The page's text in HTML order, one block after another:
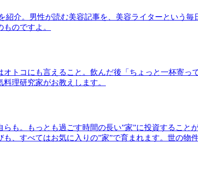
介。男性が読む美容記事を、美容ライターという
のですよ。
トコにも言えること。飲んだ後「ちょっと一杯寄っ
理研究家がお教えします。
も。もっとも過ごす時間の長い”家”に投資すること
、すべてはお気に入りの”家”で育まれます。世の物